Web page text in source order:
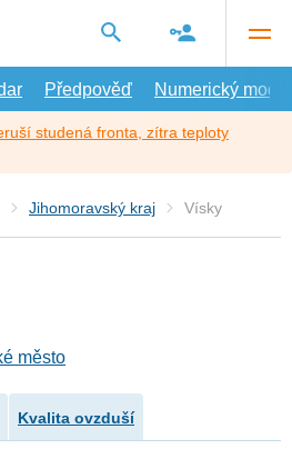
Předpověď Numerický model
studená fronta, zítra teploty
Jihomoravský kraj Vísky
město
Kvalita ovzduší